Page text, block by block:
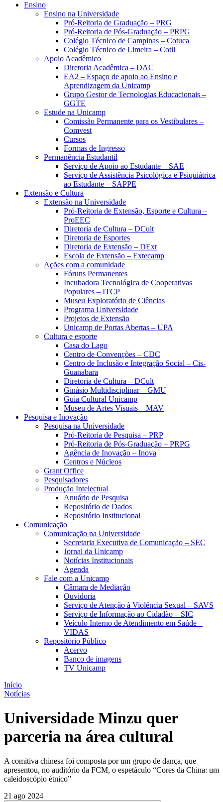
Ensino
Ensino na Universidade
Pró-Reitoria de Graduação – PRG
Pró-Reitoria de Pós-Graduação – PRPG
Colégio Técnico de Campinas – Cotuca
Colégio Técnico de Limeira – Cotil
Apoio Acadêmico
Diretoria Acadêmica – DAC
EA2 – Espaço de apoio ao Ensino e
Aprendizagem da Unicamp
Grupo Gestor de Tecnologias Educacionais –
GGTE
Estude na Unicamp
Comissão Permanente para os Vestibulares –
Comvest
Cursos
Formas de Ingresso
Permanência Estudantil
Serviço de Apoio ao Estudante – SAE
Serviço de Assistência Psicológica e Psiquiátrica
ao Estudante – SAPPE
Extensão e Cultura
Extensão na Universidade
Pró-Reitoria de Extensão, Esporte e Cultura –
ProEEC
Diretoria de Cultura – DCult
Diretoria de Esportes
Diretoria de Extensão – DExt
Escola de Extensão – Extecamp
Ações com a comunidade
Fóruns Permanentes
Incubadora Tecnológica de Cooperativas
Populares – ITCP
Museu Exploratório de Ciências
Programa UniversIdade
Projetos de Extensão
Unicamp de Portas Abertas – UPA
Cultura e esporte
Casa do Lago
Centro de Convenções – CDC
Centro de Inclusão e Integração Social – Cis-
Guanabara
Diretoria de Cultura – DCult
Ginásio Multidisciplinar – GMU
Guia Cultural Unicamp
Museu de Artes Visuais – MAV
Pesquisa e Inovação
Pesquisa na Universidade
Pró-Reitoria de Pesquisa – PRP
Pró-Reitoria de Pós-Graduação – PRPG
Agência de Inovação – Inova
Centros e Núcleos
Grant Office
Pesquisadores
Produção Intelectual
Anuário de Pesquisa
Repositório de Dados
Repositório Institucional
Comunicação
Comunicação na Universidade
Secretaria Executiva de Comunicação – SEC
Jornal da Unicamp
Notícias Institucionais
Agenda
Fale com a Unicamp
Câmara de Mediação
Ouvidoria
Serviço de Atenção à Violência Sexual – SAVS
Serviço de Informação ao Cidadão – SIC
Veículo Interno de Atendimento em Saúde –
VIDAS
Repositório Público
Acervo
Banco de imagens
TV Unicamp
Início
Notícias
Universidade Minzu quer
parceria na área cultural
A comitiva chinesa foi composta por um grupo de dança, que
apresentou, no auditório da FCM, o espetáculo “Cores da China: um
caleidoscópio étnico”
21 ago 2024